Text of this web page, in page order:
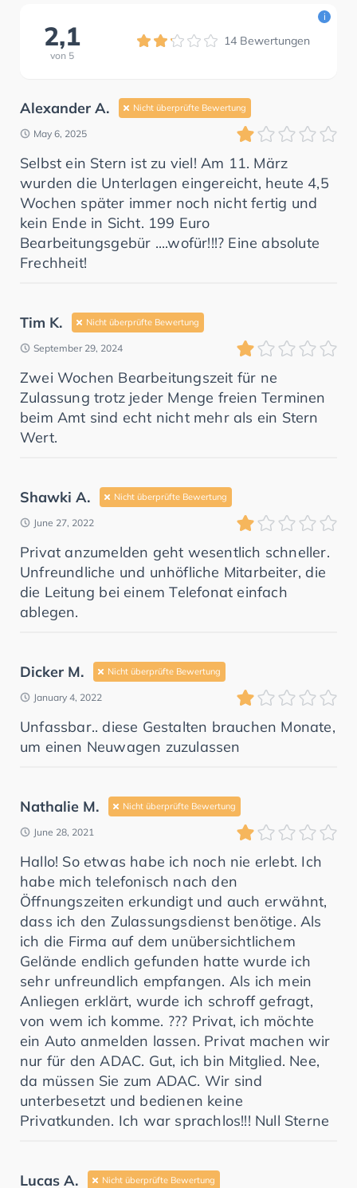
2,1
von 5
14 Bewertungen
i
Alexander A. Nicht überprüfte Bewertung
May 6, 2025
Selbst ein Stern ist zu viel! Am 11. März
wurden die Unterlagen eingereicht, heute 4,5
Wochen später immer noch nicht fertig und
kein Ende in Sicht. 199 Euro
Bearbeitungsgebür ....wofür!!!? Eine absolute
Frechheit!
Tim K. Nicht überprüfte Bewertung
September 29, 2024
Zwei Wochen Bearbeitungszeit für ne
Zulassung trotz jeder Menge freien Terminen
beim Amt sind echt nicht mehr als ein Stern
Wert.
Shawki A. Nicht überprüfte Bewertung
June 27, 2022
Privat anzumelden geht wesentlich schneller.
Unfreundliche und unhöfliche Mitarbeiter, die
die Leitung bei einem Telefonat einfach
ablegen.
Dicker M. Nicht überprüfte Bewertung
January 4, 2022
Unfassbar.. diese Gestalten brauchen Monate,
um einen Neuwagen zuzulassen
Nathalie M. Nicht überprüfte Bewertung
June 28, 2021
Hallo! So etwas habe ich noch nie erlebt. Ich
habe mich telefonisch nach den
Öffnungszeiten erkundigt und auch erwähnt,
dass ich den Zulassungsdienst benötige. Als
ich die Firma auf dem unübersichtlichem
Gelände endlich gefunden hatte wurde ich
sehr unfreundlich empfangen. Als ich mein
Anliegen erklärt, wurde ich schroff gefragt,
von wem ich komme. ??? Privat, ich möchte
ein Auto anmelden lassen. Privat machen wir
nur für den ADAC. Gut, ich bin Mitglied. Nee,
da müssen Sie zum ADAC. Wir sind
unterbesetzt und bedienen keine
Privatkunden. Ich war sprachlos!!! Null Sterne
Lucas A. Nicht überprüfte Bewertung